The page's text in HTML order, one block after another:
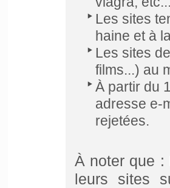
Les sites
haine et à
Les sites
films...) au
À partir du
adresse e-
rejetées.
À noter que :
leurs sites